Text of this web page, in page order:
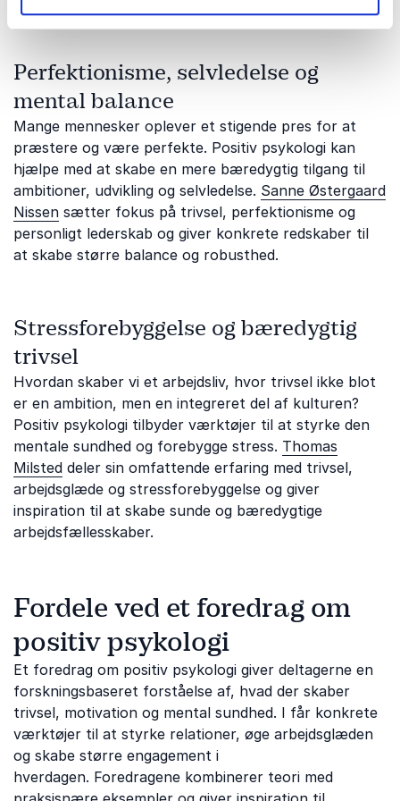
Perfektionisme, selvledelse og
mental balance
Mange mennesker oplever et stigende pres for at
præstere og være perfekte. Positiv psykologi kan
hjælpe med at skabe en mere bæredygtig tilgang til
ambitioner, udvikling og selvledelse. Sanne Østergaard
Nissen sætter fokus på trivsel, perfektionisme og
personligt lederskab og giver konkrete redskaber til
at skabe større balance og robusthed.
Stressforebyggelse og bæredygtig
trivsel
Hvordan skaber vi et arbejdsliv, hvor trivsel ikke blot
er en ambition, men en integreret del af kulturen?
Positiv psykologi tilbyder værktøjer til at styrke den
mentale sundhed og forebygge stress. Thomas
Milsted deler sin omfattende erfaring med trivsel,
arbejdsglæde og stressforebyggelse og giver
inspiration til at skabe sunde og bæredygtige
arbejdsfællesskaber.
Fordele ved et foredrag om
positiv psykologi
Et foredrag om positiv psykologi giver deltagerne en
forskningsbaseret forståelse af, hvad der skaber
trivsel, motivation og mental sundhed. I får konkrete
værktøjer til at styrke relationer, øge arbejdsglæden
og skabe større engagement i
hverdagen. Foredragene kombinerer teori med